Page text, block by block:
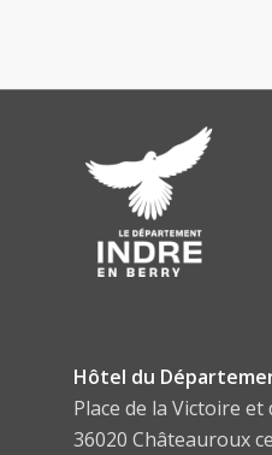
Hôtel du
Place de la Victoire et
36020 Châteauroux